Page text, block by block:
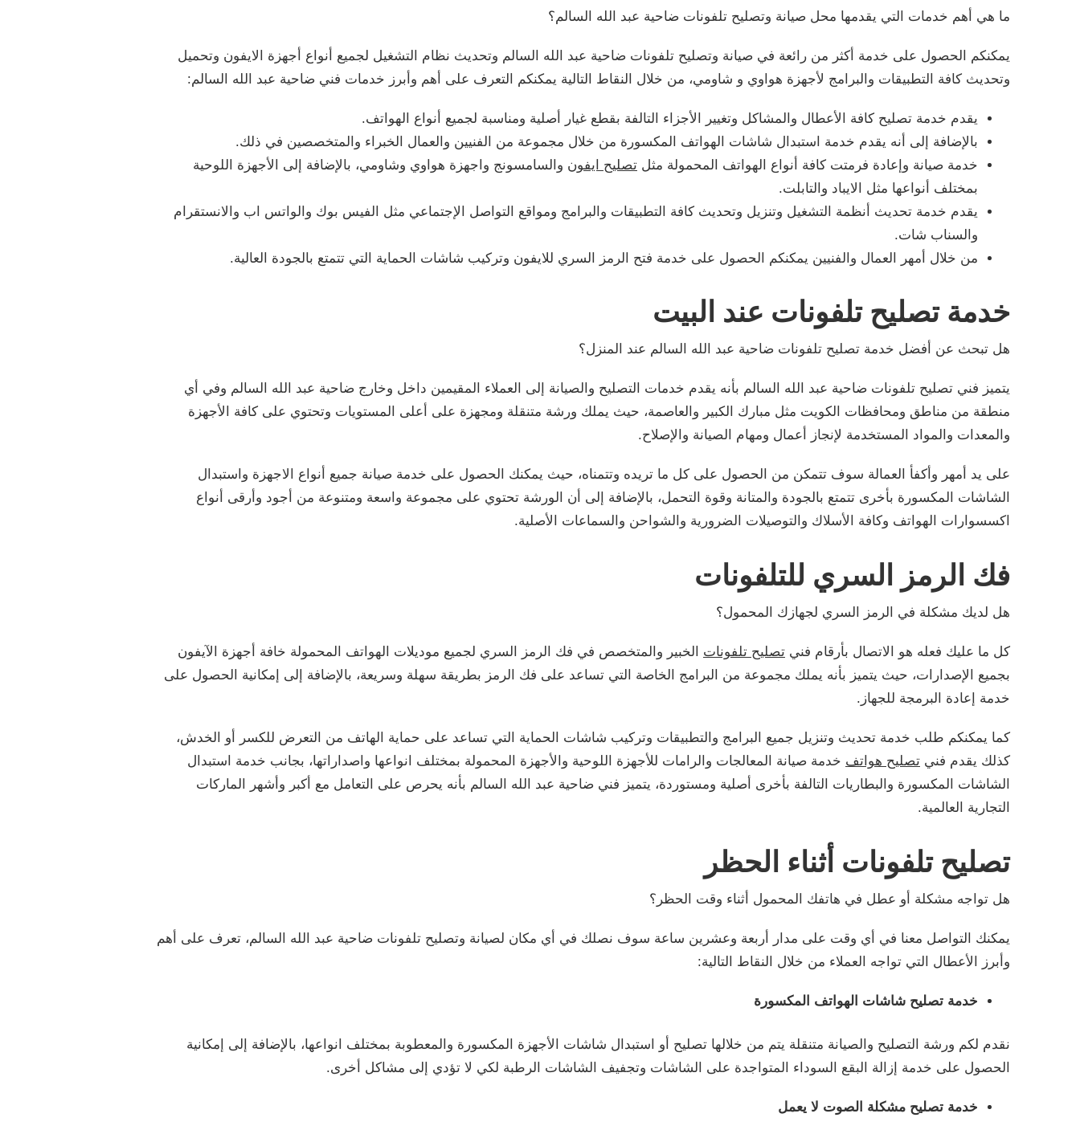
ما هي أهم خدمات التي يقدمها محل صيانة وتصليح تلفونات ضاحية عبد الله السالم؟
يمكنكم الحصول على خدمة أكثر من رائعة في صيانة وتصليح تلفونات ضاحية عبد الله السالم وتحديث نظام التشغيل لجميع أنواع أجهزة الايفون وتحميل
وتحديث كافة التطبيقات والبرامج لأجهزة هواوي و شاومي، من خلال النقاط التالية يمكنكم التعرف على أهم وأبرز خدمات فني ضاحية عبد الله السالم:
يقدم خدمة تصليح كافة الأعطال والمشاكل وتغيير الأجزاء التالفة بقطع غيار أصلية ومناسبة لجميع أنواع الهواتف.
بالإضافة إلى أنه يقدم خدمة استبدال شاشات الهواتف المكسورة من خلال مجموعة من الفنيين والعمال الخبراء والمتخصصين في ذلك.
خدمة صيانة وإعادة فرمتت كافة أنواع الهواتف المحمولة مثل تصليح ايفون والسامسونج واجهزة هواوي وشاومي، بالإضافة إلى الأجهزة اللوحية
بمختلف أنواعها مثل الايباد والتابلت.
يقدم خدمة تحديث أنظمة التشغيل وتنزيل وتحديث كافة التطبيقات والبرامج ومواقع التواصل الإجتماعي مثل الفيس بوك والواتس اب والانستقرام
والسناب شات.
من خلال أمهر العمال والفنيين يمكنكم الحصول على خدمة فتح الرمز السري للايفون وتركيب شاشات الحماية التي تتمتع بالجودة العالية.
خدمة تصليح تلفونات عند البيت
هل تبحث عن أفضل خدمة تصليح تلفونات ضاحية عبد الله السالم عند المنزل؟
يتميز فني تصليح تلفونات ضاحية عبد الله السالم بأنه يقدم خدمات التصليح والصيانة إلى العملاء المقيمين داخل وخارج ضاحية عبد الله السالم وفي أي
منطقة من مناطق ومحافظات الكويت مثل مبارك الكبير والعاصمة، حيث يملك ورشة متنقلة ومجهزة على أعلى المستويات وتحتوي على كافة الأجهزة
والمعدات والمواد المستخدمة لإنجاز أعمال ومهام الصيانة والإصلاح.
على يد أمهر وأكفأ العمالة سوف تتمكن من الحصول على كل ما تريده وتتمناه، حيث يمكنك الحصول على خدمة صيانة جميع أنواع الاجهزة واستبدال
الشاشات المكسورة بأخرى تتمتع بالجودة والمتانة وقوة التحمل، بالإضافة إلى أن الورشة تحتوي على مجموعة واسعة ومتنوعة من أجود وأرقى أنواع
اكسسوارات الهواتف وكافة الأسلاك والتوصيلات الضرورية والشواحن والسماعات الأصلية.
فك الرمز السري للتلفونات
هل لديك مشكلة في الرمز السري لجهازك المحمول؟
كل ما عليك فعله هو الاتصال بأرقام فني تصليح تلفونات الخبير والمتخصص في فك الرمز السري لجميع موديلات الهواتف المحمولة خافة أجهزة الآيفون
بجميع الإصدارات، حيث يتميز بأنه يملك مجموعة من البرامج الخاصة التي تساعد على فك الرمز بطريقة سهلة وسريعة، بالإضافة إلى إمكانية الحصول على
خدمة إعادة البرمجة للجهاز.
كما يمكنكم طلب خدمة تحديث وتنزيل جميع البرامج والتطبيقات وتركيب شاشات الحماية التي تساعد على حماية الهاتف من التعرض للكسر أو الخدش،
كذلك يقدم فني تصليح هواتف خدمة صيانة المعالجات والرامات للأجهزة اللوحية والأجهزة المحمولة بمختلف انواعها واصداراتها، بجانب خدمة استبدال
الشاشات المكسورة والبطاريات التالفة بأخرى أصلية ومستوردة، يتميز فني ضاحية عبد الله السالم بأنه يحرص على التعامل مع أكبر وأشهر الماركات
التجارية العالمية.
تصليح تلفونات أثناء الحظر
هل تواجه مشكلة أو عطل في هاتفك المحمول أثناء وقت الحظر؟
يمكنك التواصل معنا في أي وقت على مدار أربعة وعشرين ساعة سوف نصلك في أي مكان لصيانة وتصليح تلفونات ضاحية عبد الله السالم، تعرف على أهم
وأبرز الأعطال التي تواجه العملاء من خلال النقاط التالية:
خدمة تصليح شاشات الهواتف المكسورة
نقدم لكم ورشة التصليح والصيانة متنقلة يتم من خلالها تصليح أو استبدال شاشات الأجهزة المكسورة والمعطوبة بمختلف انواعها، بالإضافة إلى إمكانية
الحصول على خدمة إزالة البقع السوداء المتواجدة على الشاشات وتجفيف الشاشات الرطبة لكي لا تؤدي إلى مشاكل أخرى.
خدمة تصليح مشكلة الصوت لا يعمل